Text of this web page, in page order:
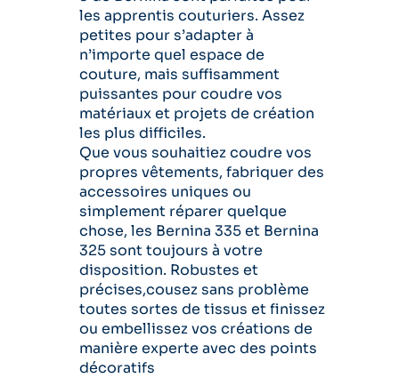
les apprentis couturiers. Assez
petites pour s’adapter à
n’importe quel espace de
couture, mais suffisamment
puissantes pour coudre vos
matériaux et projets de création
les plus difficiles.
Que vous souhaitiez coudre vos
propres vêtements, fabriquer des
accessoires uniques ou
simplement réparer quelque
chose, les Bernina 335 et Bernina
325 sont toujours à votre
disposition. Robustes et
précises,cousez sans problème
toutes sortes de tissus et finissez
ou embellissez vos créations de
manière experte avec des points
décoratifs